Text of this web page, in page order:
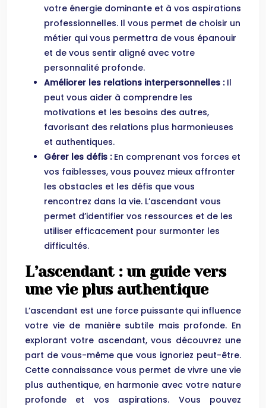
votre énergie dominante et à vos aspirations
professionnelles. Il vous permet de choisir un
métier qui vous permettra de vous épanouir
et de vous sentir aligné avec votre
personnalité profonde.
Améliorer les relations interpersonnelles : Il
peut vous aider à comprendre les
motivations et les besoins des autres,
favorisant des relations plus harmonieuses
et authentiques.
Gérer les défis : En comprenant vos forces et
vos faiblesses, vous pouvez mieux affronter
les obstacles et les défis que vous
rencontrez dans la vie. L’ascendant vous
permet d’identifier vos ressources et de les
utiliser efficacement pour surmonter les
difficultés.
L’ascendant : un guide vers
une vie plus authentique
L’ascendant est une force puissante qui influence
votre vie de manière subtile mais profonde. En
explorant votre ascendant, vous découvrez une
part de vous-même que vous ignoriez peut-être.
Cette connaissance vous permet de vivre une vie
plus authentique, en harmonie avec votre nature
profonde et vos aspirations. Vous pouvez